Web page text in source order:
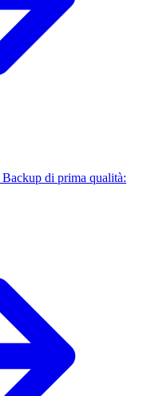
Backup di prima qualità: